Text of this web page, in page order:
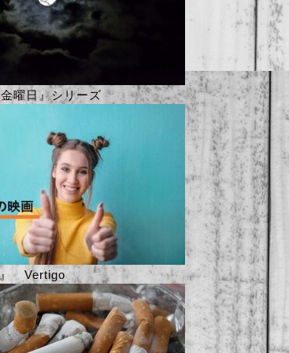
金曜日』シリーズ
』 Vertigo